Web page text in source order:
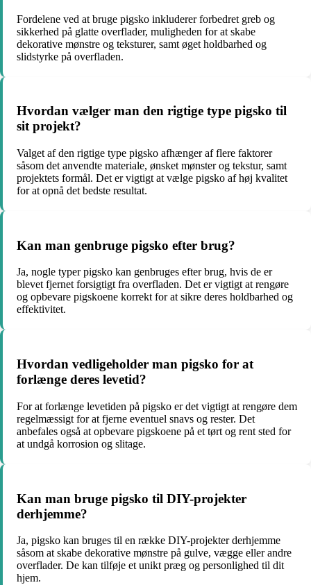
Fordelene ved at bruge pigsko inkluderer forbedret greb og
sikkerhed på glatte overflader, muligheden for at skabe
dekorative mønstre og teksturer, samt øget holdbarhed og
slidstyrke på overfladen.
Hvordan vælger man den rigtige type pigsko til
sit projekt?
Valget af den rigtige type pigsko afhænger af flere faktorer
såsom det anvendte materiale, ønsket mønster og tekstur, samt
projektets formål. Det er vigtigt at vælge pigsko af høj kvalitet
for at opnå det bedste resultat.
Kan man genbruge pigsko efter brug?
Ja, nogle typer pigsko kan genbruges efter brug, hvis de er
blevet fjernet forsigtigt fra overfladen. Det er vigtigt at rengøre
og opbevare pigskoene korrekt for at sikre deres holdbarhed og
effektivitet.
Hvordan vedligeholder man pigsko for at
forlænge deres levetid?
For at forlænge levetiden på pigsko er det vigtigt at rengøre dem
regelmæssigt for at fjerne eventuel snavs og rester. Det
anbefales også at opbevare pigskoene på et tørt og rent sted for
at undgå korrosion og slitage.
Kan man bruge pigsko til DIY-projekter
derhjemme?
Ja, pigsko kan bruges til en række DIY-projekter derhjemme
såsom at skabe dekorative mønstre på gulve, vægge eller andre
overflader. De kan tilføje et unikt præg og personlighed til dit
hjem.